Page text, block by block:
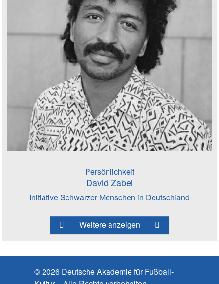
Persönlichkeit
David Zabel
Initiative Schwarzer Menschen in Deutschland
Weitere anzeigen
© 2026 Deutsche Akademie für Fußball-